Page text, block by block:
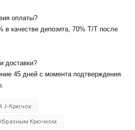
оплаты?
качестве депозита, 70% T/T после
доставки?
45 дней с момента подтверждения
J-Крючок
Крючком